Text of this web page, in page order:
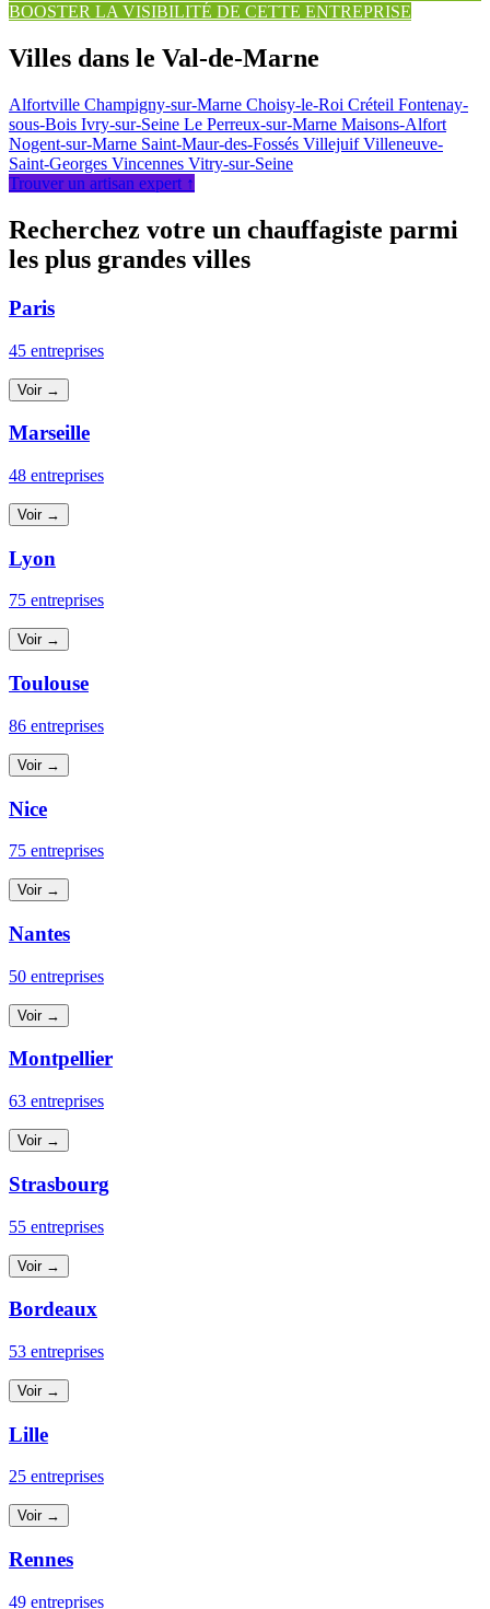
BOOSTER LA VISIBILITÉ DE CETTE ENTREPRISE
Villes dans le Val-de-Marne
Alfortville Champigny-sur-Marne Choisy-le-Roi Créteil Fontenay-
sous-Bois Ivry-sur-Seine Le Perreux-sur-Marne Maisons-Alfort
Nogent-sur-Marne Saint-Maur-des-Fossés VillejuifVilleneuve-
Saint-Georges Vincennes Vitry-sur-Seine
Trouver un artisan expert ↑
Recherchez votre un chauffagiste parmi
les plus grandes villes
Paris
45 entreprises
Voir →
Marseille
48 entreprises
Voir →
Lyon
75 entreprises
Voir →
Toulouse
86 entreprises
Voir →
Nice
75 entreprises
Voir →
Nantes
50 entreprises
Voir →
Montpellier
63 entreprises
Voir →
Strasbourg
55 entreprises
Voir →
Bordeaux
53 entreprises
Voir →
Lille
25 entreprises
Voir →
Rennes
49 entreprises